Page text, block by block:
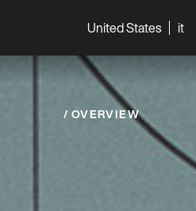
United States it
OVERVIEW